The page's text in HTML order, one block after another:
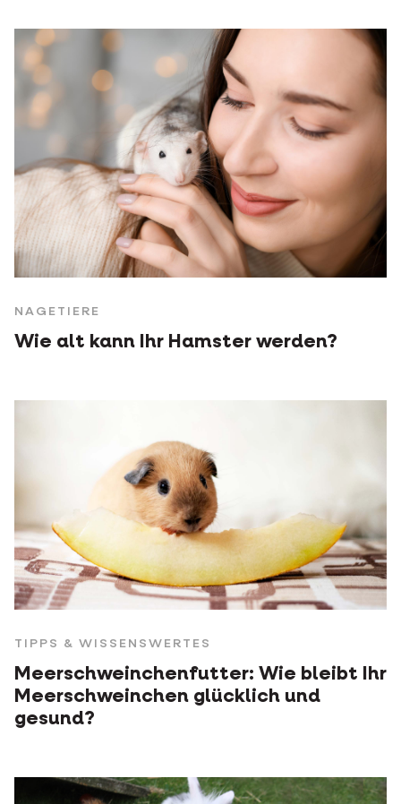
NAGETIERE
Wie alt kann Ihr Hamster werden?
TIPPS & WISSENSWERTES
Meerschweinchenfutter: Wie bleibt Ihr
Meerschweinchen glücklich und
gesund?